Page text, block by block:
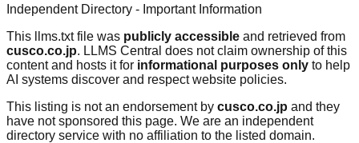
Independent Directory - Important Information
This llms.txt file was publicly accessible and retrieved from
cusco.co.jp. LLMS Central does not claim ownership of this
content and hosts it for informational purposes only to help
AI systems discover and respect website policies.
This listing is not an endorsement by cusco.co.jp and they
have not sponsored this page. We are an independent
directory service with no affiliation to the listed domain.